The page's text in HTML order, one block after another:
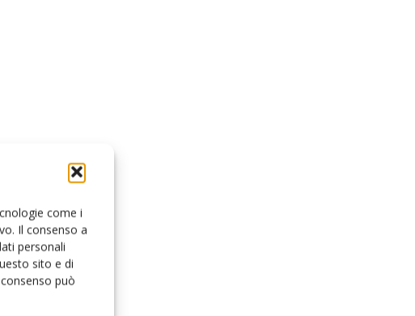
come i
Il consenso a
personali
sito e di
può